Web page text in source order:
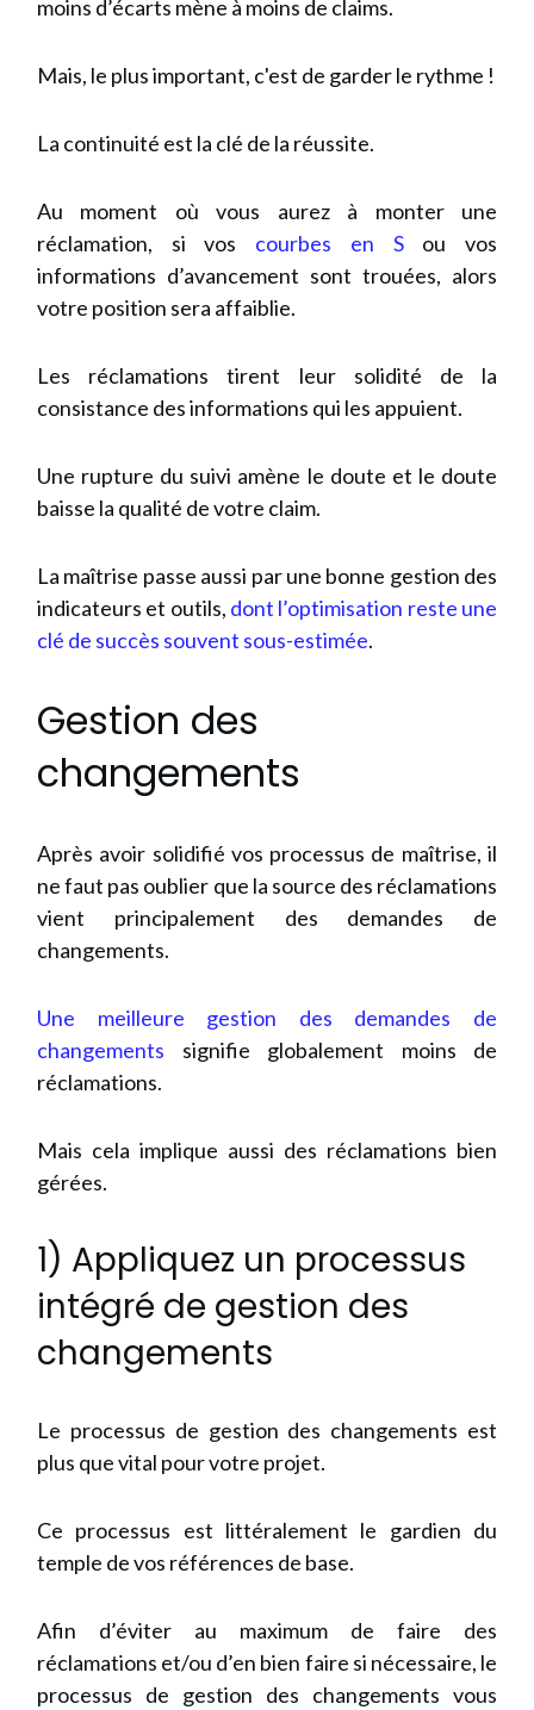
moins d’écarts mène à moins de claims.
Mais, le plus important, c'est de garder le rythme !
La continuité est la clé de la réussite.
Au moment où vous aurez à monter une
réclamation, si vos courbes en Sou vos
informations d’avancement sont trouées, alors
votre position sera affaiblie.
Les réclamations tirent leur solidité de la
consistance des informations qui les appuient.
Une rupture du suivi amène le doute et le doute
baisse la qualité de votre claim.
La maîtrise passe aussi par une bonne gestion des
indicateurs et outils, dont l’optimisation reste une
clé de succès souvent sous-estimée.
Gestion des
changements
Après avoir solidifié vos processus de maîtrise, il
ne faut pas oublier que la source des réclamations
vient principalement des demandes de
changements.
Une meilleure gestion des demandes de
changements signifie globalement moins de
réclamations.
Mais cela implique aussi des réclamations bien
gérées.
1) Appliquez un processus
intégré de gestion des
changements
Le processus de gestion des changements est
plus que vital pour votre projet.
Ce processus est littéralement le gardien du
temple de vos références de base.
Afin d’éviter au maximum de faire des
réclamations et/ou d’en bien faire si nécessaire, le
processus de gestion des changements vous